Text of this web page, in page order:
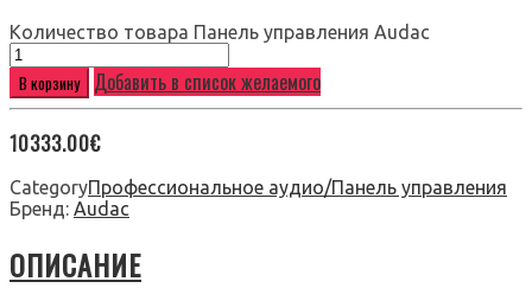
Количество товара Панель управления Audac
В корзину Добавить в список желаемого
10333.00€
CategoryПрофессиональное аудио/Панель управления
Бренд: Audac
ОПИСАНИЕ